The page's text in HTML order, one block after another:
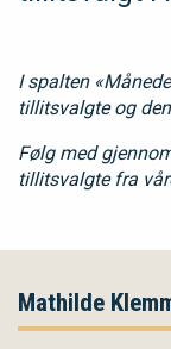
I spalten
tillitsvalgte og
Følg med
tillitsvalgte fra
Mathilde